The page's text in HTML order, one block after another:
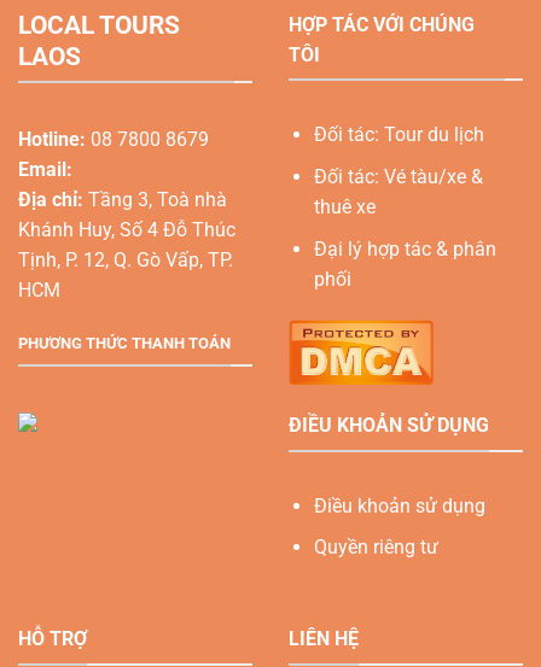
LOCAL TOURS
LAOS
Hotline: 08 7800 8679
Email:
Địa chỉ: Tầng 3, Toà nhà
Khánh Huy, Số 4 Đỗ Thúc
Tịnh, P. 12, Q. Gò Vấp, TP.
HCM
PHƯƠNG THỨC THANH TOÁN
HỢP TÁC VỚI CHÚNG
TÔI
Đối tác: Tour du lịch
Đối tác: Vé tàu/xe &
thuê xe
Đại lý hợp tác & phân
phối
ĐIỀU KHOẢN SỬ DỤNG
Điều khoản sử dụng
Quyền riêng tư
HỖ TRỢ LIÊN HỆ